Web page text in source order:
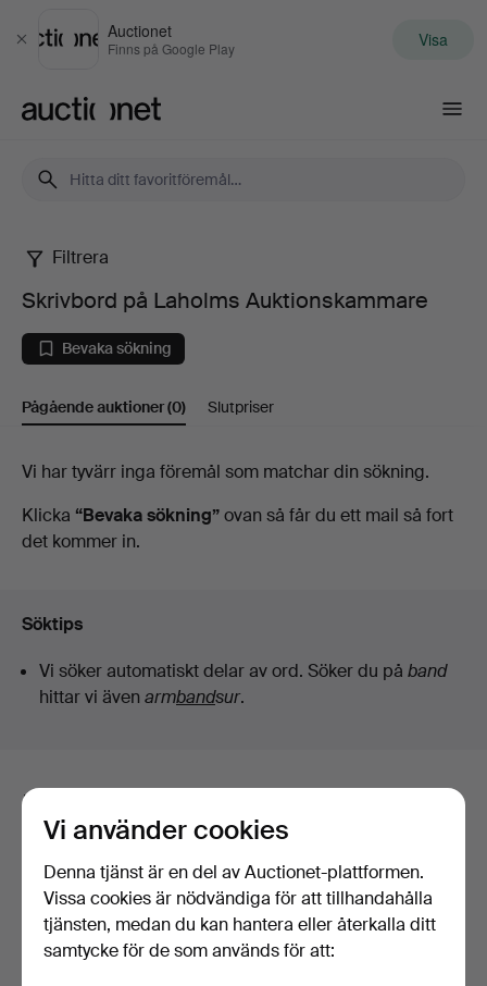
Stäng
Auctionet
Finns på Google Play Visa
Skrivbord
på
Laholms
Auktionskammare
Filtrera
Skrivbord på Laholms Auktionskammare
Bevaka sökning
Pågående auktioner(0) Slutpriser
Pågående
auktioner
Vi har tyvärr inga föremål som matchar din sökning.
Klicka “Bevaka sökning”ovan så får du ett mail så fort
det kommer in.
Söktips
Vi söker automatiskt delar av ord. Söker du på band
hittar vi även armbandsur.
Här är föremål från vårt arkiv som
matchar din sökning
Visa alla föremål
Vi använder cookies
Denna tjänst är en del av Auctionet-plattformen.
Vissa cookies är nödvändiga för att tillhandahålla
tjänsten, medan du kan hantera eller återkalla ditt
samtycke för de som används för att: